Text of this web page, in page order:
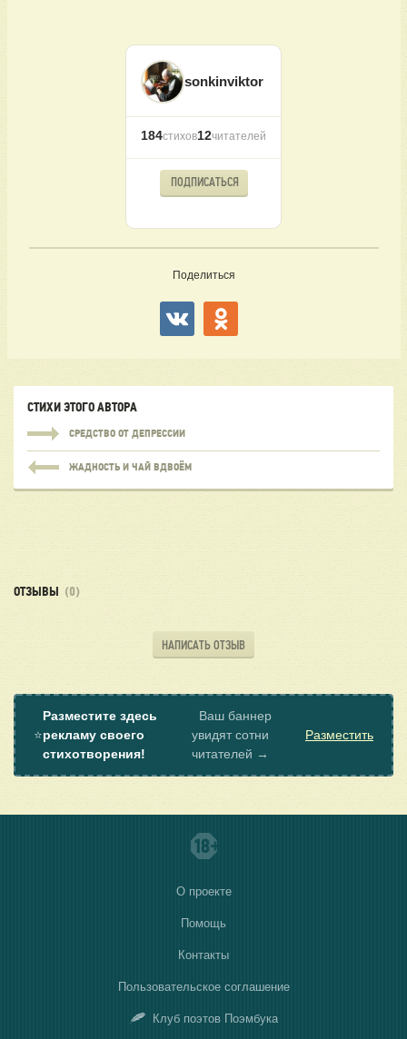
sonkinviktor
184стихов12читателей
ПОДПИСАТЬСЯ
Поделиться
СТИХИ ЭТОГО АВТОРА
СРЕДСТВО ОТ ДЕПРЕССИИ
ЖАДНОСТЬ И ЧАЙ ВДВОЁМ
ОТЗЫВЫ (0)
НАПИСАТЬ ОТЗЫВ
⭐
Разместите здесь
рекламу своего
стихотворения!
Ваш баннер
увидят сотни
читателей →
Разместить
О проекте
Помощь
Контакты
Пользовательское соглашение
Клуб поэтов Поэмбука